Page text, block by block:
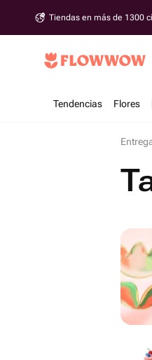
Tiendas en más de 1300
Tendencias Flores